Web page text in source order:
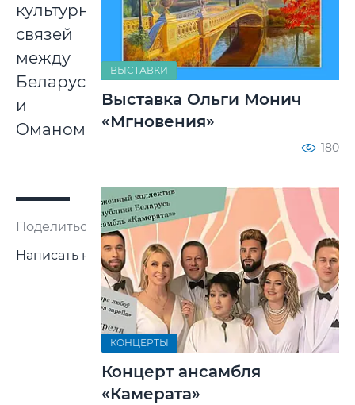
культурных
связей
между
Беларусью
и
Оманом.
Поделиться:
Написать нам
ВЫСТАВКИ
Выставка Ольги Монич
«Мгновения»
180
КОНЦЕРТЫ
Концерт ансамбля
«Камерата»